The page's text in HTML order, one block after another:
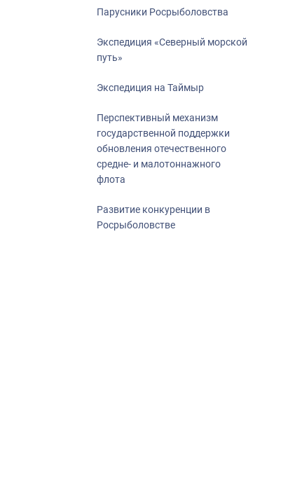
Парусники Росрыболовства
Экспедиция «Северный морской
путь»
Экспедиция на Таймыр
Перспективный механизм
государственной поддержки
обновления отечественного
средне- и малотоннажного
флота
Развитие конкуренции в
Росрыболовстве